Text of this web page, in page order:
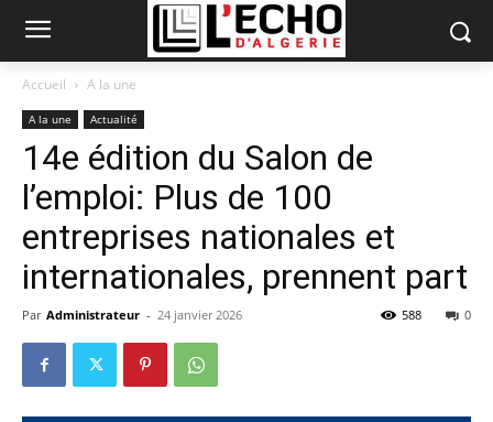
Accueil A la une
A la une Actualité
14e édition du Salon de
l’emploi: Plus de 100
entreprises nationales et
internationales, prennent part
Par Administrateur - 24 janvier 2026 0
588